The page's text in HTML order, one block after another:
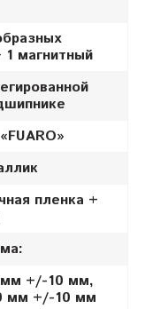
1 магнитный
пленка +
+/-10 мм,
мм +/-10 мм